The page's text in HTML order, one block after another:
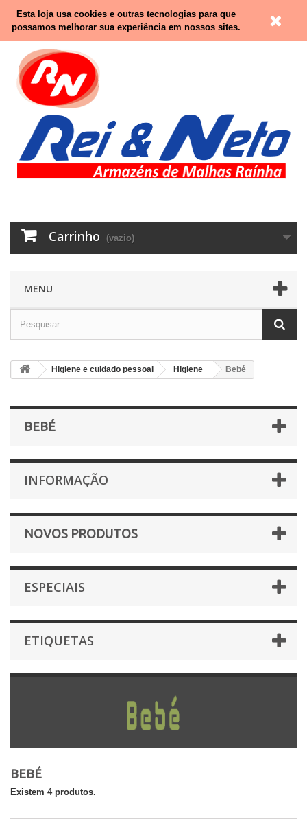
Contacte-nos
Carrinho (vazio)
MENU
Higiene e cuidado pessoal Higiene Bebé
BEBÉ
INFORMAÇÃO
NOVOS PRODUTOS
ESPECIAIS
ETIQUETAS
BEBÉ
Existem 4 produtos.
Esta loja usa cookies e outras tecnologias para que
possamos melhorar sua experiência em nossos sites.